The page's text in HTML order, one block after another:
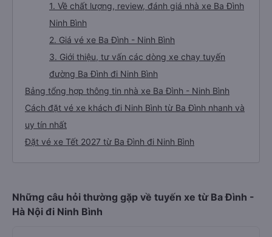
1. Về chất lượng, review, đánh giá nhà xe Ba Đình
Ninh Bình
2. Giá vé xe Ba Đình - Ninh Bình
3. Giới thiệu, tư vấn các dòng xe chạy tuyến
đường Ba Đình đi Ninh Bình
Bảng tổng hợp thông tin nhà xe Ba Đình - Ninh Bình
Cách đặt vé xe khách đi Ninh Bình từ Ba Đình nhanh và
uy tín nhất
Đặt vé xe Tết 2027 từ Ba Đình đi Ninh Bình
Những câu hỏi thường gặp về tuyến xe từ Ba Đình -
Hà Nội đi Ninh Bình